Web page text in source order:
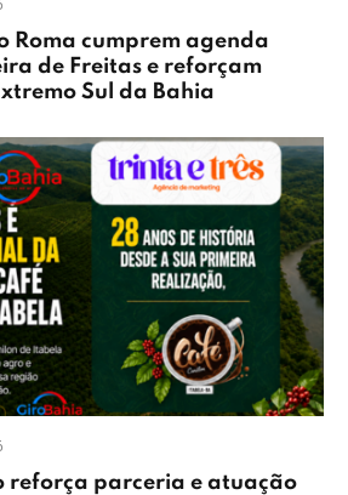
Roma cumprem agenda
de Freitas e reforçam
Sul da Bahia
reforça parceria e atuação